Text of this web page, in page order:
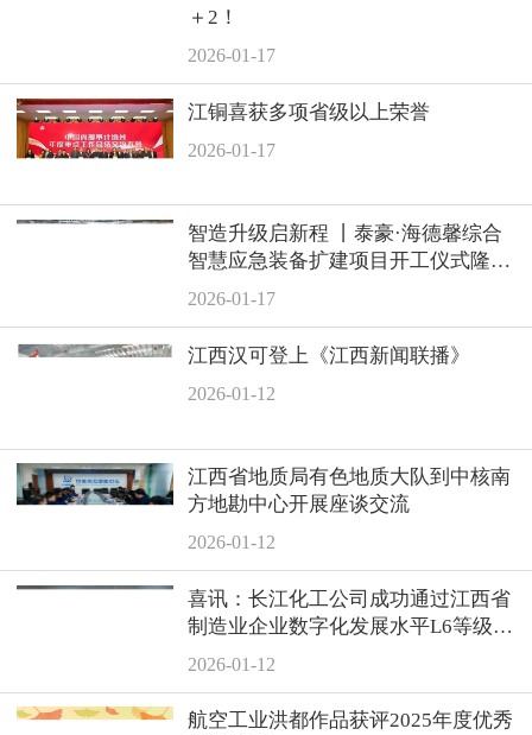
＋2！
2026-01-17
江铜喜获多项省级以上荣誉
2026-01-17
智造升级启新程 丨泰豪·海德馨综合
智慧应急装备扩建项目开工仪式隆重
举行
2026-01-17
江西汉可登上《江西新闻联播》
2026-01-12
江西省地质局有色地质大队到中核南
方地勘中心开展座谈交流
2026-01-12
喜讯：长江化工公司成功通过江西省
制造业企业数字化发展水平L6等级现
场认定！
2026-01-12
航空工业洪都作品获评2025年度优秀